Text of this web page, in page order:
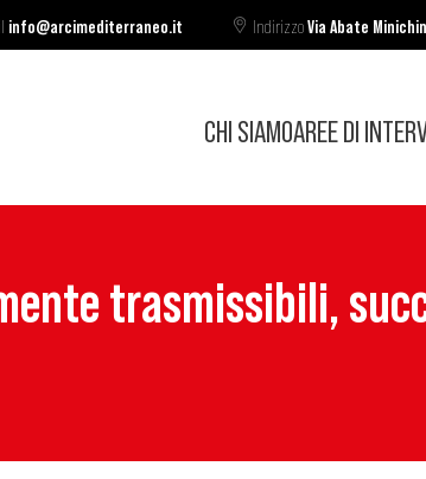
info@arcimediterraneo.it IndirizzoVia Abate
CHI SIAMOAREE DI
trasmissibili,